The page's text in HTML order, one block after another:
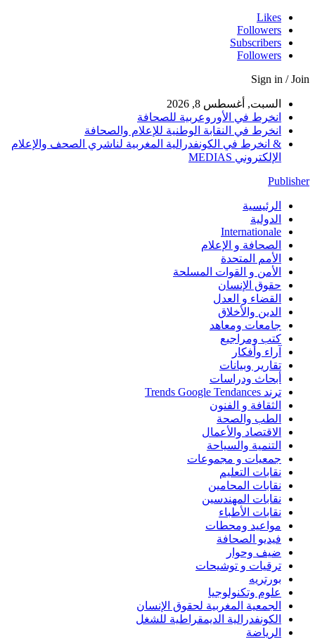
Likes
Followers
Subscribers
Followers
Sign in / Join
السبت, أغسطس 8, 2026
انخرط في الأوروعربية للصحافة
انخرط في النقابة الوطنية للإعلام والصحافة
& انخرط في الكونفدرالية المغربية لناشري الصحف والإعلام
الإلكتروني MEDIAS
Publisher
الرئيسية
الدولية
Internationale
الصحافة و الإعلام
الأمم المتحدة
الأمن و القوات المسلحة
حقوق الإنسان
القضاء و العدل
الدين والأخلاق
جامعات ومعاهد
كتب ومراجيع
آراء وأفكار
تقارير وبيانات
أبحاث ودراسات
ترند Trends Google Tendances
الثقافة و الفنون
الطب والصحة
الاقتصاد والأعمال
التنمية والسياحة
جمعيات و مجموعات
نقابات التعليم
نقابات المحامين
نقابات المهندسين
نقابات الأطباء
مواعيد ومحطات
فيديو الصحافة
ضيف وحوار
ترقيات و توشيحات
بورتريه
علوم وتكنولوجيا
الجمعية المغربية لحقوق الإنسان
الكونفدرالية الديمقراطية للشغل
الرياضة